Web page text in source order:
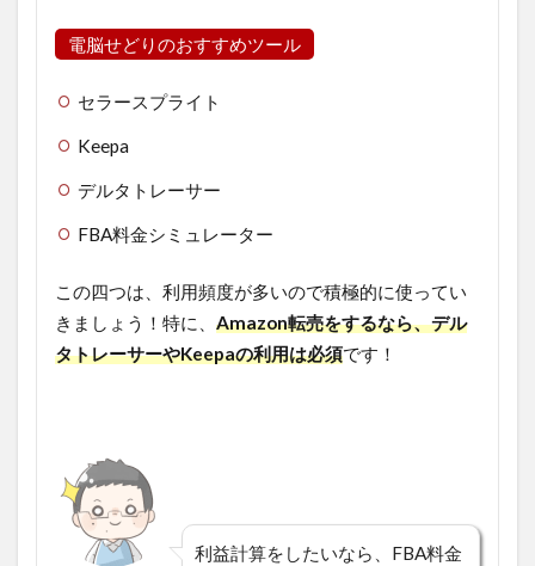
電脳せどりのおすすめツール
セラースプライト
Keepa
デルタトレーサー
FBA料金シミュレーター
この四つは、利用頻度が多いので積極的に使ってい
きましょう！特に、 Amazon転売をするなら、デル
タトレーサーやKeepaの利用は必須です！
利益計算をしたいなら、FBA料金